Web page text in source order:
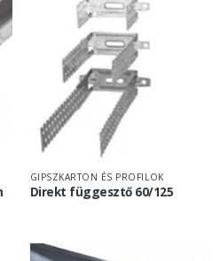
GIPSZKARTON ÉS PROFILOK
Direkt függesztő 60/125